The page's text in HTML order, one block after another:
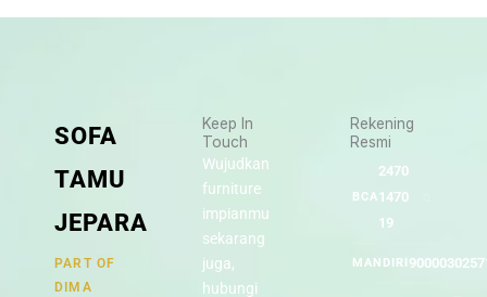
SOFA
TAMU
JEPARA
PART OF
DIMA
Keep In
Touch
Wujudkan
furniture
impianmu
sekarang
juga,
hubungi
Rekening
Resmi
BCA
2470
1470
19
MANDIRI